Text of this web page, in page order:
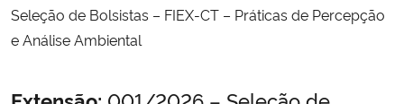
Ministério da Economia
Seleção de Bolsistas – FIEX-CT – Práticas de Percepção
e Análise Ambiental
Início do conteúdo